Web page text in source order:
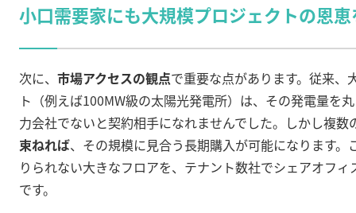
小口需要家にも大規模プロジェクトの恩恵
次に、 市場アクセスの観点で重要な点があります。従来、
ト（例えば100MW級の太陽光発電所）は、その発電量を
力会社でないと契約相手になれませんでした。しかし複数
束ねれば、その規模に見合う長期購入が可能になります。
りられない大きなフロアを、テナント数社でシェアオフ
です。